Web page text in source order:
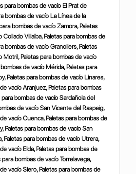
para bombas de vacío El Prat de
bombas de vacío La Línea de la
bombas de vacío Zamora, Paletas
Collado Villalba, Paletas para bombas de
bombas de vacío Granollers, Paletas
Motril, Paletas para bombas de vacío
de vacío Mérida, Paletas para
Paletas para bombas de vacío Linares,
vacío Aranjuez, Paletas para bombas
para bombas de vacío Sardañola del
de vacío San Vicente del Raspeig,
vacío Cuenca, Paletas para bombas de
Paletas para bombas de vacío San
Paletas para bombas de vacío Utrera,
vacío Elda, Paletas para bombas de
para bombas de vacío Torrelavega,
vacío Siero, Paletas para bombas de